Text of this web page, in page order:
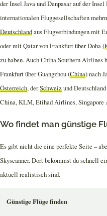
der Insel Java und Denpasar auf der
internationalen Fluggesellschaften
Deutschlandaus Flugverbindungen mit
oder mit Qatar von Frankfurt über Doha (
zu haben. Auch China Southern Airlines
Frankfurt über Guangzhou (China) nach
Österreich, derSchweizund
China, KLM, Etihad Airlines, Singapore
Wo findet man günstige
Es gibt nicht die eine perfekte Seite –
Skyscanner. Dort bekommst du schnell
aktuell realistisch sind.
Günstige Flüge finden